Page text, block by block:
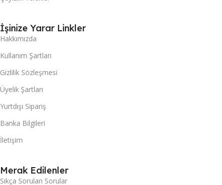
İşinize Yarar Linkler
Hakkımızda
Kullanım Şartları
Gizlilik Sözleşmesi
Üyelik Şartları
Yurtdışı Sipariş
Banka Bilgileri
İletişim
Merak Edilenler
Sıkça Sorulan Sorular